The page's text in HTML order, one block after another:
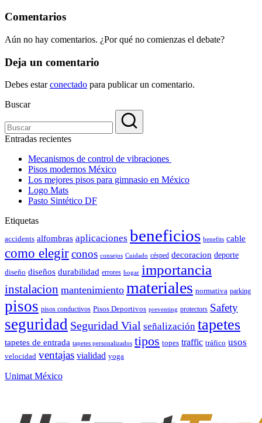
Comentarios
Aún no hay comentarios. ¿Por qué no comienzas el debate?
Deja un comentario
Debes estarconectado para publicar un comentario.
Buscar
Entradas recientes
Mecanismos de control de vibraciones
Pisos modernos México
Los mejores pisos para gimnasio en México
Logo Mats
Pasto Sintético DF
Etiquetas
accidents alfombras aplicaciones beneficios benefits cable
como elegirconos consejos Cuidado césped decoracion deporte
diseño diseños durabilidad errores hogar importancia
instalacion mantenimiento materiales normativa parking
pisos pisos conductivos Pisos Deportivos preventing protectors Safety
seguridad Seguridad Vial señalización tapetes
tapetes de entrada tapetes personalizados tipos topes traffic tráfico usos
velocidad ventajas vialidad yoga
Unimat México